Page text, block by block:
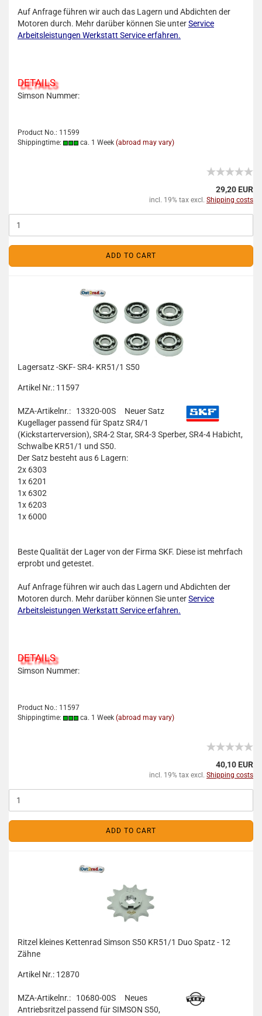
Auf Anfrage führen wir auch das Lagern und Abdichten der
Motoren durch. Mehr darüber können Sie unterService
Arbeitsleistungen Werkstatt Service erfahren.
DETAILS
Simson Nummer:
Product No.: 11599
Shippingtime:
ca. 1 Week (abroad may vary)
29,20 EUR
incl. 19% tax excl. Shipping costs
ADD TO CART
Lagersatz -SKF- SR4- KR51/1 S50
Artikel Nr.: 11597
MZA-Artikelnr.: 13320-00S
Neuer Satz
Kugellager passend für Spatz SR4/1
(Kickstarterversion), SR4-2 Star, SR4-3 Sperber, SR4-4 Habicht,
Schwalbe KR51/1 und S50.
Der Satz besteht aus 6 Lagern:
2x 6303
1x 6201
1x 6302
1x 6203
1x 6000
Beste Qualität der Lager von der Firma SKF. Diese ist mehrfach
erprobt und getestet.
Auf Anfrage führen wir auch das Lagern und Abdichten der
Motoren durch. Mehr darüber können Sie unterService
Arbeitsleistungen Werkstatt Service erfahren.
DETAILS
Simson Nummer:
Product No.: 11597
Shippingtime:
ca. 1 Week (abroad may vary)
40,10 EUR
incl. 19% tax excl. Shipping costs
ADD TO CART
Ritzel kleines Kettenrad Simson S50 KR51/1 Duo Spatz - 12
Zähne
Artikel Nr.: 12870
MZA-Artikelnr.: 10680-00S
Neues
Antriebsritzel passend für SIMSON S50,